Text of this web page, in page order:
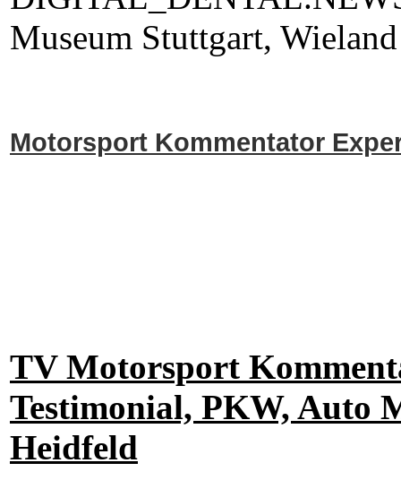
Museum Stuttgart,
Motorsport Kommentator
TV Motorsport
Testimonial, PKW, Auto
Heidfeld